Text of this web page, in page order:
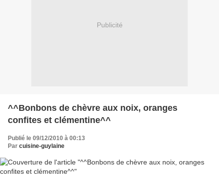
Publicité
^^Bonbons de chèvre aux noix, oranges
confites et clémentine^^
Publié le 09/12/2010 à 00:13
Par cuisine-guylaine